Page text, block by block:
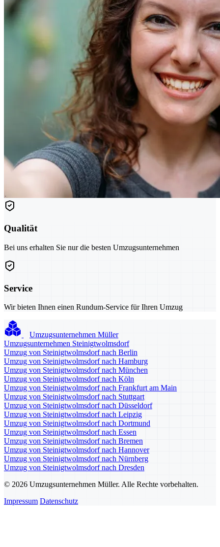
Qualität
Bei uns erhalten Sie nur die besten Umzugsunternehmen
Service
Wir bieten Ihnen einen Rundum-Service für Ihren Umzug
Umzugsunternehmen Müller
Umzugsunternehmen Steinigtwolmsdorf
Umzug von Steinigtwolmsdorf nach Berlin
Umzug von Steinigtwolmsdorf nach Hamburg
Umzug von Steinigtwolmsdorf nach München
Umzug von Steinigtwolmsdorf nach Köln
Umzug von Steinigtwolmsdorf nach Frankfurt am Main
Umzug von Steinigtwolmsdorf nach Stuttgart
Umzug von Steinigtwolmsdorf nach Düsseldorf
Umzug von Steinigtwolmsdorf nach Leipzig
Umzug von Steinigtwolmsdorf nach Dortmund
Umzug von Steinigtwolmsdorf nach Essen
Umzug von Steinigtwolmsdorf nach Bremen
Umzug von Steinigtwolmsdorf nach Hannover
Umzug von Steinigtwolmsdorf nach Nürnberg
Umzug von Steinigtwolmsdorf nach Dresden
© 2026 Umzugsunternehmen Müller. Alle Rechte vorbehalten.
Impressum Datenschutz